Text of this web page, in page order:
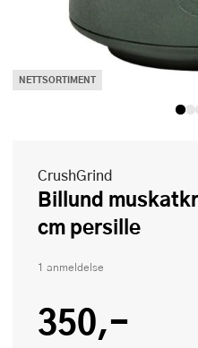
NETTSORTIMENT
CrushGrind
Billund muskatkrydderkvern 8
cm persille
1 anmeldelse
350,-